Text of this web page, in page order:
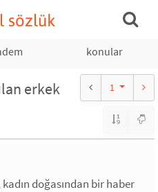
sözlük
konular
erkek 1
doğasından bir haber